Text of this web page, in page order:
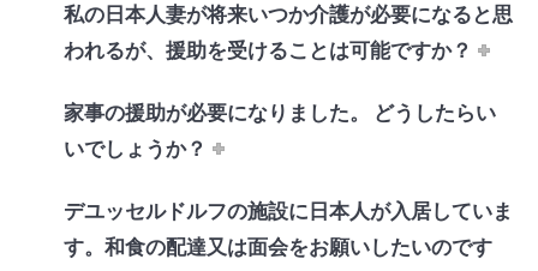
私の日本人妻が将来いつか介護が必要になると思
われるが、援助を受けることは可能ですか？
家事の援助が必要になりました。 どうしたらい
いでしょうか？
デユッセルドルフの施設に日本人が入居していま
す。和食の配達又は面会をお願いしたいのです